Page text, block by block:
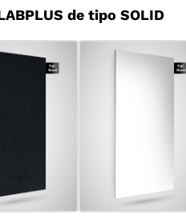
de tipo SOLID